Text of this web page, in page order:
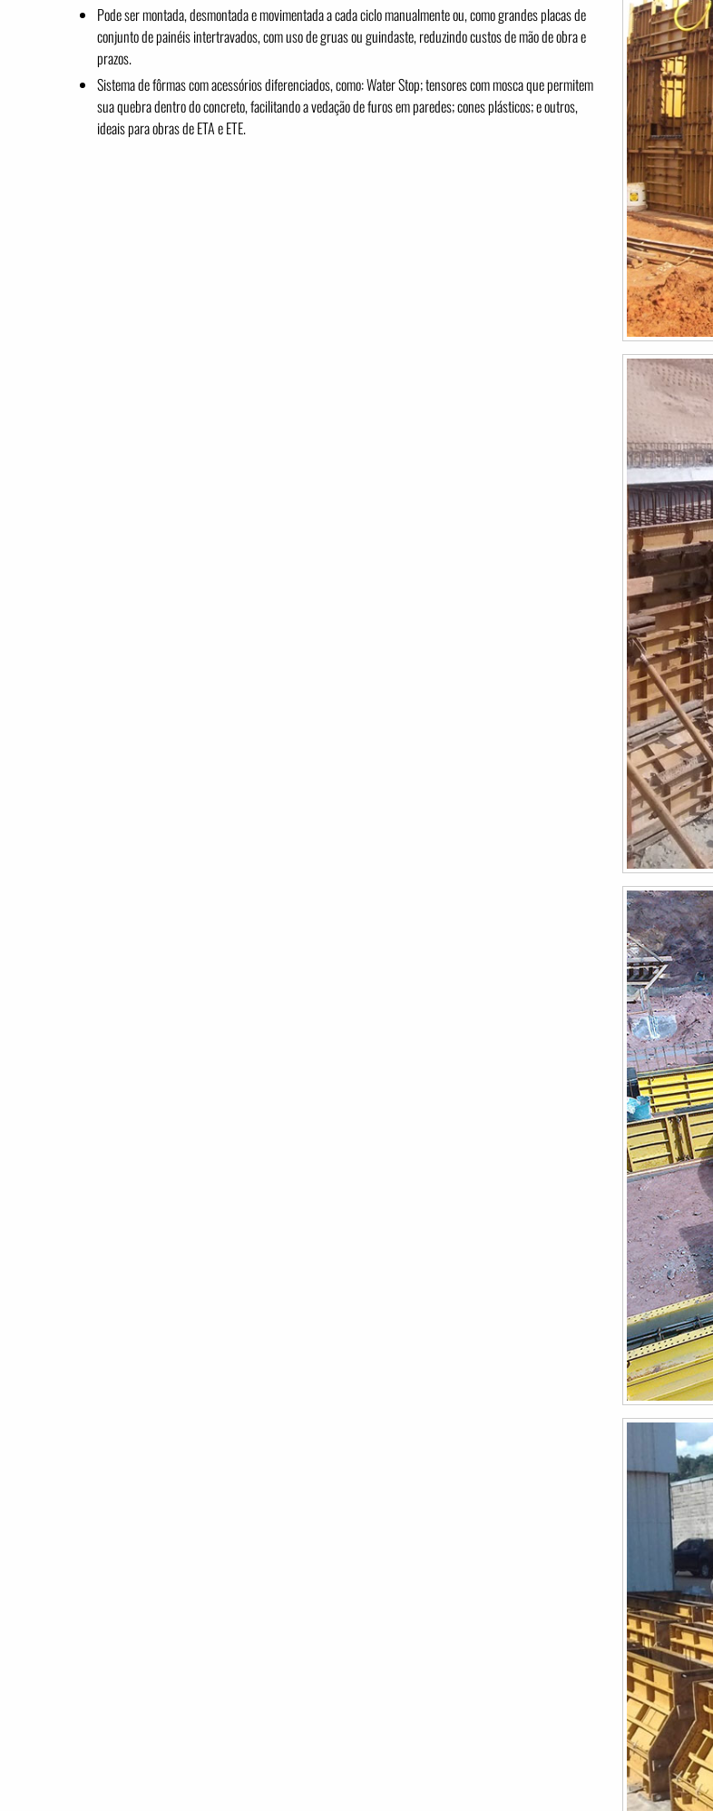
Pode ser montada, desmontada e movimentada a cada ciclo manualmente ou, como grandes placas de
conjunto de painéis intertravados, com uso de gruas ou guindaste, reduzindo custos de mão de obra e
prazos.
Sistema de fôrmas com acessórios diferenciados, como: Water Stop; tensores com mosca que permitem
sua quebra dentro do concreto, facilitando a vedação de furos em paredes; cones plásticos; e outros,
ideais para obras de ETA e ETE.